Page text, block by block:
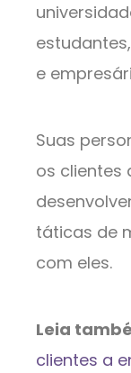
e
Suas
os clientes
táticas de
com eles.
Leia
clientes a